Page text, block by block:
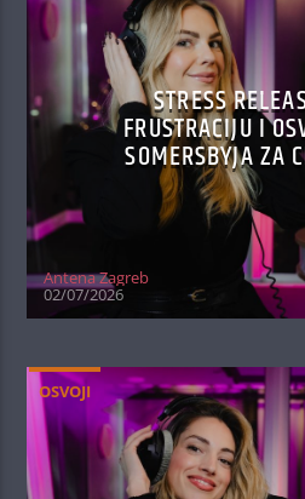
STRESS
FRUSTRACIJU I
SOMERSBYJA ZA
Antena Zagreb
02/07/2026
OSVOJI